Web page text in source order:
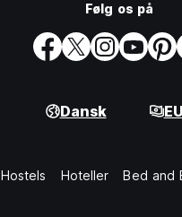
Følg os på
Dansk
Hostels Hoteller Bed and